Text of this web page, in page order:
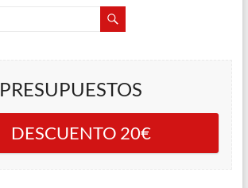
PRESUPUESTOS
DESCUENTO 20€